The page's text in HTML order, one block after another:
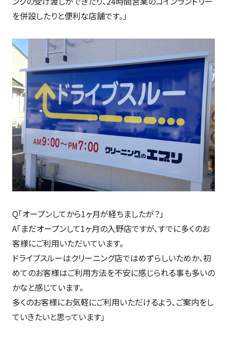
を併設したりと便利な店舗です。」
Q「オープンしてから1ヶ月が経ちましたが？」
A「まだオープンして1ヶ月の入野店ですが、すでに多くのお
客様にご利用いただいています。
ドライブスルーはクリーニング店ではめずらしいためか、初
めてのお客様はご利用方法を不安に感じられる事も多いの
かなと感じています。
多くのお客様にお気軽にご利用いただけるよう、ご案内をし
ていきたいと思っています」